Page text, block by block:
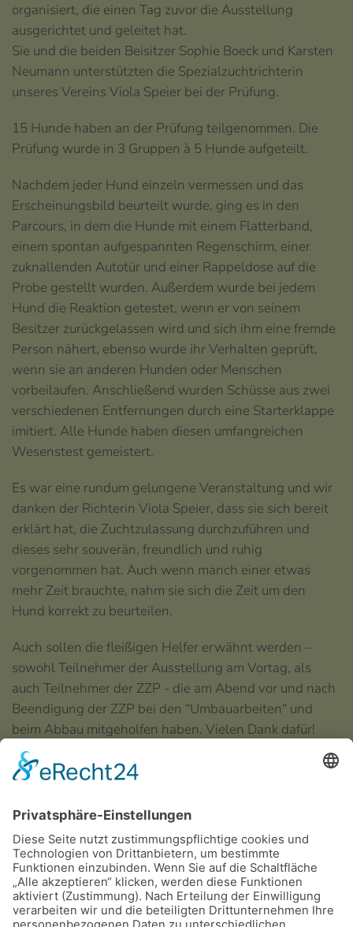
organisiert, die einen Tag zuvor die Ausstellung
ausgerichtet und geleitet hat.
Sie und die beiden Beisitzer Sophie Boeck und Karsten
Neumann unterstützten die Spezialzuchtrichterin
unseres Vereins Viola Speier bei der Prüfung.
15 Hunde haben an der Prüfung teilgenommen. Die
Prüfung wurde in 3 Gruppen à 5 Hunde aufgeteilt.
Nachdem jeder Hund einzeln vermessen und das
Erscheinungsbild beurteilt wurde, ging es in den
Parcours, in dem die Hunde mit einem Flatterband,
einem spontan aufgespannten Regenschirm, einer
zuknallenden Autotür und einer Rappeldose auf die
Probe gestellt wurden. Außerdem wurde bei jedem
Hund die Reaktion getestet, wenn er von seinem
Besitzer zurückgelassen wird und sich ihm eine fremde
Person nähert, ebenso wurde ihr Verhalten geprüft,
wenn sie an anderen Hunden oder Menschen
vorbeilaufen. Anschließend wurden Schüsse aus zwei
verschiedenen Entfernungen durch eine Starterklappe
imitiert. Alle Hunde haben diesen umfangreichen
Wesenstest gemeistert.
Es war eine rundum gelungene Veranstaltung und wir
danken der Richterin Viola Speier, dass sie sich bereit
erklärt hat, die Zuchtzulassung durchzuführen und
dieses sehr souverän, freundlich und ruhig
vorgenommen hat. Auch wenn manch einer etwas
mehr Zeit brauchte, nahm sie sich die Zeit um den
Hund korrekt zu beurteilen.
Auch sollen die fleißigen Helfer erwähnt werden –
sowohl Teilnehmer der Ausstellung am Vortag, als
auch Teilnehmer der ZZP - die am Abend vor und nach
Beendigung der ZZP bei den “Umbauarbeiten“ und
beim Abbau mitgeholfen haben. Vielen Dank dafür!
Eure Regionalleitung uns Sonderleitung
Zuchtzulassungsergebnisse
Aufrufe: 2010